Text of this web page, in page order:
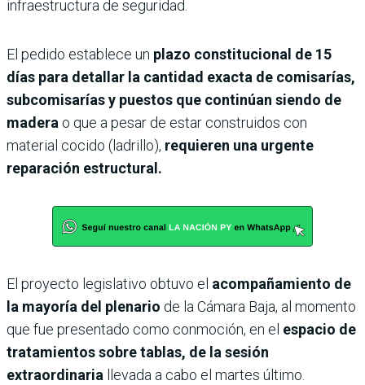
infraestructura de seguridad.
El pedido establece un plazo constitucional de 15
días para detallar la cantidad exacta de comisarías,
subcomisarías y puestos que continúan siendo de
madera o que a pesar de estar construidos con
material cocido (ladrillo), requieren una urgente
reparación estructural.
El proyecto legislativo obtuvo el acompañamiento de
la mayoría del plenario de la Cámara Baja, al momento
que fue presentado como conmoción, en el espacio de
tratamientos sobre tablas, de la sesión
extraordinaria
llevada a cabo el martes último.